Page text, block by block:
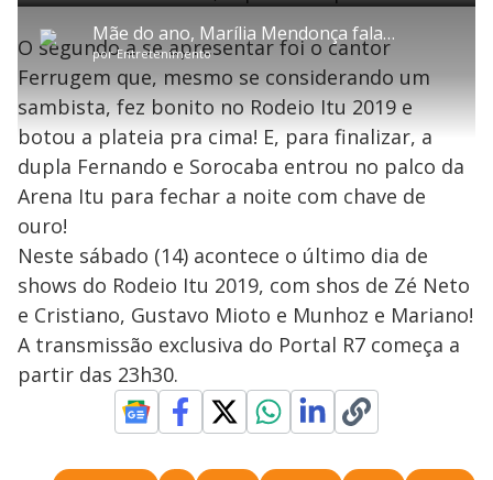
P
l
a
y
V
i
d
Mãe do ano, Marília Mendonça fala com exclusividade antes de subir ao palco do Rodeio Itu
porEntretenimento
t
a
r
0
n
d
s
n
ç
a
1
s
e
u
n
M
u
d
o
e
4
.
7
0
%
l
e
n
o
O segundo a se apresentar foi o cantor
Ferrugem que, mesmo se considerando um
sambista, fez bonito no Rodeio Itu 2019 e
botou a plateia pra cima! E, para finalizar, a
dupla Fernando e Sorocaba entrou no palco da
Arena Itu para fechar a noite com chave de
ouro!
Neste sábado (14) acontece o último dia de
shows do Rodeio Itu 2019, com shos de Zé Neto
e Cristiano, Gustavo Mioto e Munhoz e Mariano!
A transmissão exclusiva do Portal R7 começa a
partir das 23h30.